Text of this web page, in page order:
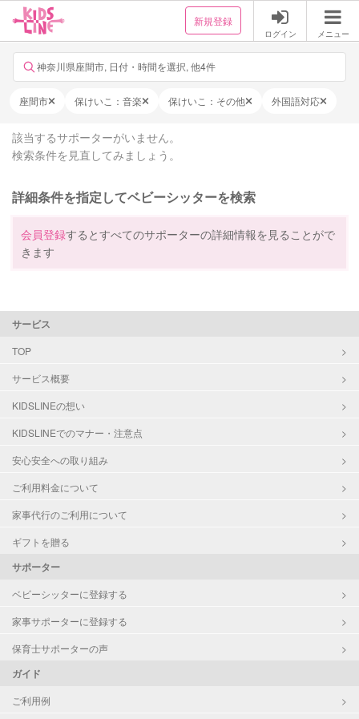
新規登録
ログイン メニュー
神奈川県座間市, 日付・時間を選択, 他4件
座間市 保けいこ：音楽 保けいこ：その他 外国語対応
該当するサポーターがいません。
検索条件を見直してみましょう。
詳細条件を指定してベビーシッターを検索
会員登録するとすべてのサポーターの詳細情報を見ることがで
きます
サービス
TOP
サービス概要
KIDSLINEの想い
KIDSLINEでのマナー・注意点
安心安全への取り組み
ご利用料金について
家事代行のご利用について
ギフトを贈る
サポーター
ベビーシッターに登録する
家事サポーターに登録する
保育士サポーターの声
ガイド
ご利用例